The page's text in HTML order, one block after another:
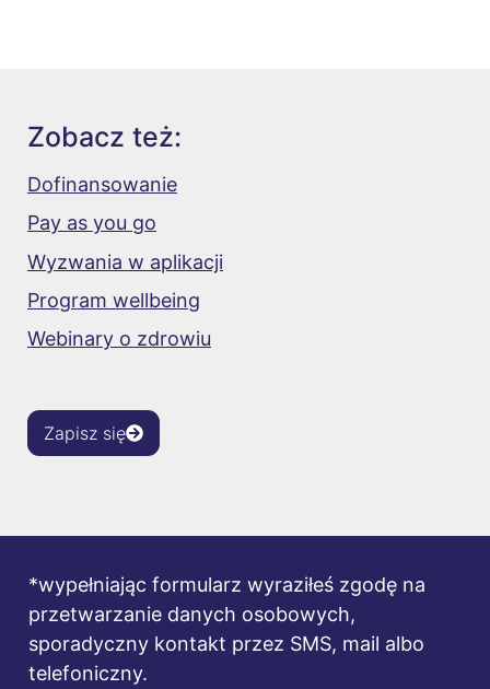
Zobacz też:
Dofinansowanie
Pay as you go
Wyzwania w aplikacji
Program wellbeing
Webinary o zdrowiu
Zapisz się
*wypełniając formularz wyraziłeś zgodę na
przetwarzanie danych osobowych,
sporadyczny kontakt przez SMS, mail albo
telefoniczny.